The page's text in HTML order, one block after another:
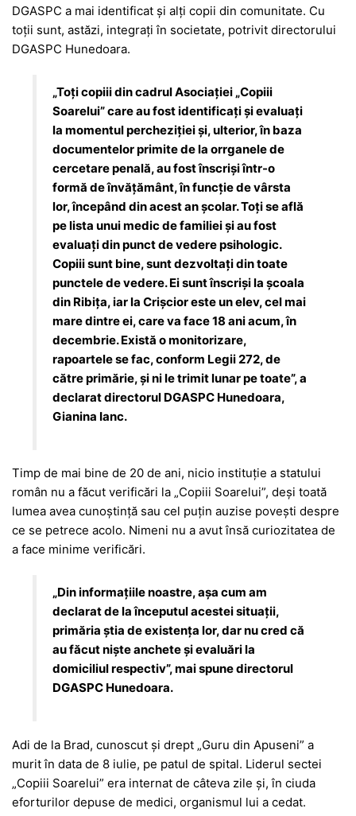
DGASPC a mai identificat și alți copii din comunitate. Cu
toții sunt, astăzi, integrați în societate, potrivit directorului
DGASPC Hunedoara.
„Toți copiii din cadrul Asociației „Copiii
Soarelui” care au fost identificați și evaluați
la momentul percheziției și, ulterior, în baza
documentelor primite de la orrganele de
cercetare penală, au fost înscriși într-o
formă de învățământ, în funcție de vârsta
lor, începând din acest an școlar. Toți se află
pe lista unui medic de familiei și au fost
evaluați din punct de vedere psihologic.
Copiii sunt bine, sunt dezvoltați din toate
punctele de vedere. Ei sunt înscriși la școala
din Ribița, iar la Crișcior este un elev, cel mai
mare dintre ei, care va face 18 ani acum, în
decembrie. Există o monitorizare,
rapoartele se fac, conform Legii 272, de
către primărie, și ni le trimit lunar pe toate”, a
declarat directorul DGASPC Hunedoara,
Gianina Ianc.
Timp de mai bine de 20 de ani, nicio instituție a statului
român nu a făcut verificări la „Copiii Soarelui”, deși toată
lumea avea cunoștință sau cel puțin auzise povești despre
ce se petrece acolo. Nimeni nu a avut însă curiozitatea de
a face minime verificări.
„Din informațiile noastre, așa cum am
declarat de la începutul acestei situații,
primăria știa de existența lor, dar nu cred că
au făcut niște anchete și evaluări la
domiciliul respectiv”, mai spune directorul
DGASPC Hunedoara.
Adi de la Brad, cunoscut și drept „Guru din Apuseni” a
murit în data de 8 iulie, pe patul de spital. Liderul sectei
„Copiii Soarelui” era internat de câteva zile și, în ciuda
eforturilor depuse de medici, organismul lui a cedat.